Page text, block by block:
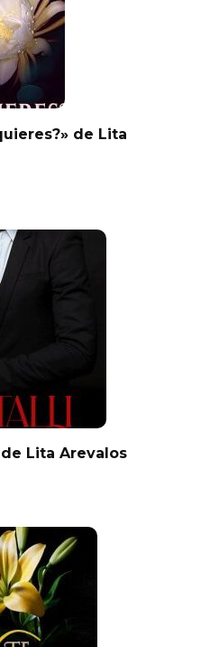
de Lita
Lita Arevalos